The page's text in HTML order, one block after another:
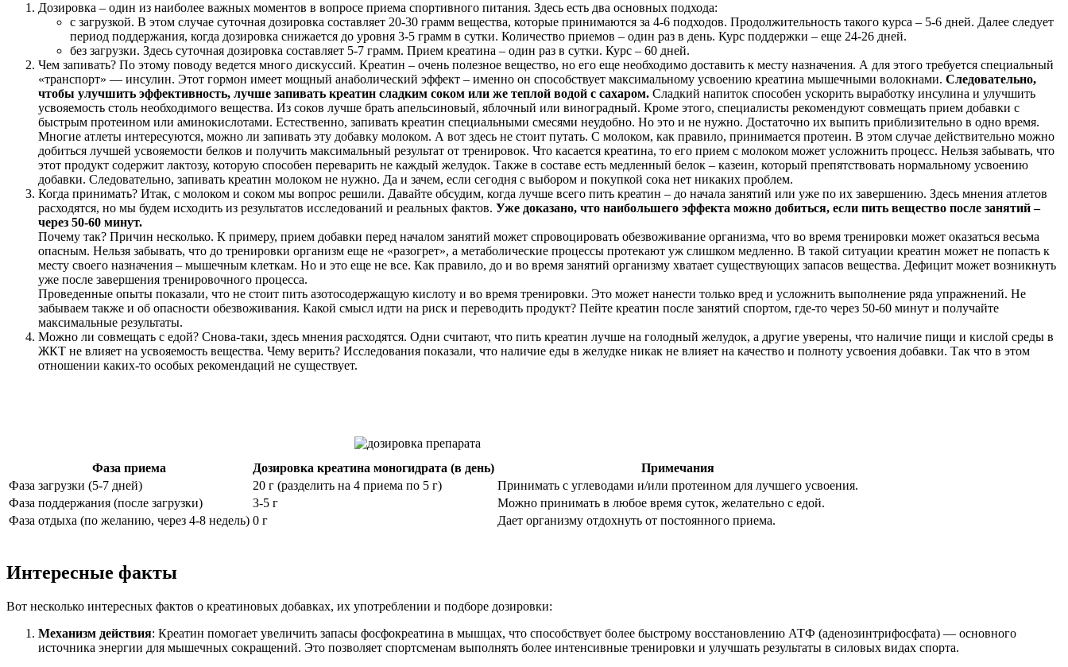
Дозировка – один из наиболее важных моментов в вопросе приема спортивного питания. Здесь есть два основных подхода:
с загрузкой. В этом случае суточная дозировка составляет 20-30 грамм вещества, которые принимаются за 4-6 подходов. Продолжительность такого курса – 5-6 дней. Далее следует
период поддержания, когда дозировка снижается до уровня 3-5 грамм в сутки. Количество приемов – один раз в день. Курс поддержки – еще 24-26 дней.
без загрузки. Здесь суточная дозировка составляет 5-7 грамм. Прием креатина – один раз в сутки. Курс – 60 дней.
Чем запивать? По этому поводу ведется много дискуссий. Креатин – очень полезное вещество, но его еще необходимо доставить к месту назначения. А для этого требуется специальный
«транспорт» — инсулин. Этот гормон имеет мощный анаболический эффект – именно он способствует максимальному усвоению креатина мышечными волокнами. Следовательно,
чтобы улучшить эффективность, лучше запивать креатин сладким соком или же теплой водой с сахаром. Сладкий напиток способен ускорить выработку инсулина и улучшить
усвояемость столь необходимого вещества. Из соков лучше брать апельсиновый, яблочный или виноградный. Кроме этого, специалисты рекомендуют совмещать прием добавки с
быстрым протеином или аминокислотами. Естественно, запивать креатин специальными смесями неудобно. Но это и не нужно. Достаточно их выпить приблизительно в одно время.
Многие атлеты интересуются, можно ли запивать эту добавку молоком. А вот здесь не стоит путать. С молоком, как правило, принимается протеин. В этом случае действительно можно
добиться лучшей усвояемости белков и получить максимальный результат от тренировок. Что касается креатина, то его прием с молоком может усложнить процесс. Нельзя забывать, что
этот продукт содержит лактозу, которую способен переварить не каждый желудок. Также в составе есть медленный белок – казеин, который препятствовать нормальному усвоению
добавки. Следовательно, запивать креатин молоком не нужно. Да и зачем, если сегодня с выбором и покупкой сока нет никаких проблем.
Когда принимать? Итак, с молоком и соком мы вопрос решили. Давайте обсудим, когда лучше всего пить креатин – до начала занятий или уже по их завершению. Здесь мнения атлетов
расходятся, но мы будем исходить из результатов исследований и реальных фактов. Уже доказано, что наибольшего эффекта можно добиться, если пить вещество после занятий –
через 50-60 минут.
Почему так? Причин несколько. К примеру, прием добавки перед началом занятий может спровоцировать обезвоживание организма, что во время тренировки может оказаться весьма
опасным. Нельзя забывать, что до тренировки организм еще не «разогрет», а метаболические процессы протекают уж слишком медленно. В такой ситуации креатин может не попасть к
месту своего назначения – мышечным клеткам. Но и это еще не все. Как правило, до и во время занятий организму хватает существующих запасов вещества. Дефицит может возникнуть
уже после завершения тренировочного процесса.
Проведенные опыты показали, что не стоит пить азотосодержащую кислоту и во время тренировки. Это может нанести только вред и усложнить выполнение ряда упражнений. Не
забываем также и об опасности обезвоживания. Какой смысл идти на риск и переводить продукт? Пейте креатин после занятий спортом, где-то через 50-60 минут и получайте
максимальные результаты.
Можно ли совмещать с едой? Снова-таки, здесь мнения расходятся. Одни считают, что пить креатин лучше на голодный желудок, а другие уверены, что наличие пищи и кислой среды в
ЖКТ не влияет на усвояемость вещества. Чему верить? Исследования показали, что наличие еды в желудке никак не влияет на качество и полноту усвоения добавки. Так что в этом
отношении каких-то особых рекомендаций не существует.
Фаза приема Дозировка креатина моногидрата (в день)
Примечания
Фаза загрузки (5-7 дней)
20 г (разделить на 4 приема по 5 г)
Принимать с углеводами и/или протеином для лучшего усвоения.
Фаза поддержания (после загрузки)
3-5 г
Можно принимать в любое время суток, желательно с едой.
Фаза отдыха (по желанию, через 4-8 недель) 0 г Дает организму отдохнуть от постоянного приема.
Интересные факты
Вот несколько интересных фактов о креатиновых добавках, их употреблении и подборе дозировки:
Механизм действия: Креатин помогает увеличить запасы фосфокреатина в мышцах, что способствует более быстрому восстановлению АТФ (аденозинтрифосфата) — основного
источника энергии для мышечных сокращений. Это позволяет спортсменам выполнять более интенсивные тренировки и улучшать результаты в силовых видах спорта.